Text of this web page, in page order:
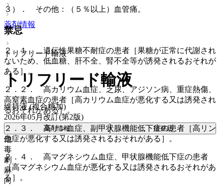
３）． その他：（５％以上）血管痛。
禁忌
２．１． 遺伝性果糖不耐症の患者［果糖が正常に代謝され
ないため、低血糖、肝不全、腎不全等が誘発されるおそれが
ある］。
２．２． 高カリウム血症、乏尿、アジソン病、重症熱傷、
高窒素血症の患者［高カリウム血症が悪化する又は誘発され
るおそれがある］。
２．３． 高リン血症、副甲状腺機能低下症の患者［高リン
血症が悪化する又は誘発されるおそれがある］。
２．４． 高マグネシウム血症、甲状腺機能低下症の患者
［高マグネシウム血症が悪化する又は誘発されるおそれがあ
る］。
薬剤情報
トリフリード輸液
トリフリード輸液
維持液 (複合糖加)
2026年05月改訂(第2版)
薬剤情報 後発品
他
毒
劇
麻
向